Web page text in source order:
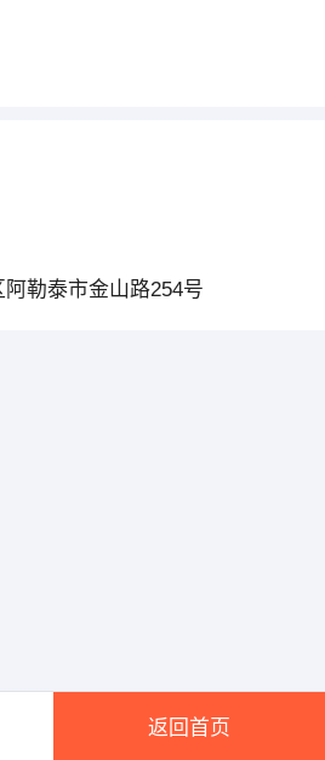
阿勒泰市金山路254号
返回首页